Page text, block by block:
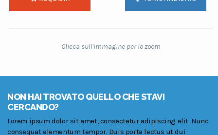
Clicca sull'immagine per lo zoom
NON HAI TROVATO QUELLO CHE STAVI
CERCANDO?
Lorem ipsum dolor sit amet, consectetur adipiscing elit. Nunc
consequat elementum tempor. Duis porta lectus ut dui